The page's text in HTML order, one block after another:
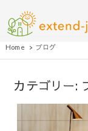
eいえち
綺麗なお部屋探しや清
Home ブログ
カテゴリー: